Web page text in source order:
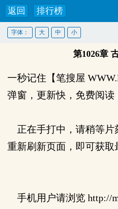
返回 排行榜
字体： 大 中 小
第1026章
一秒记住【笔搜屋
弹窗，更新快，免费阅读
正在手打中，请稍等片
重新刷新页面，即可获取
手机用户请浏览 http://